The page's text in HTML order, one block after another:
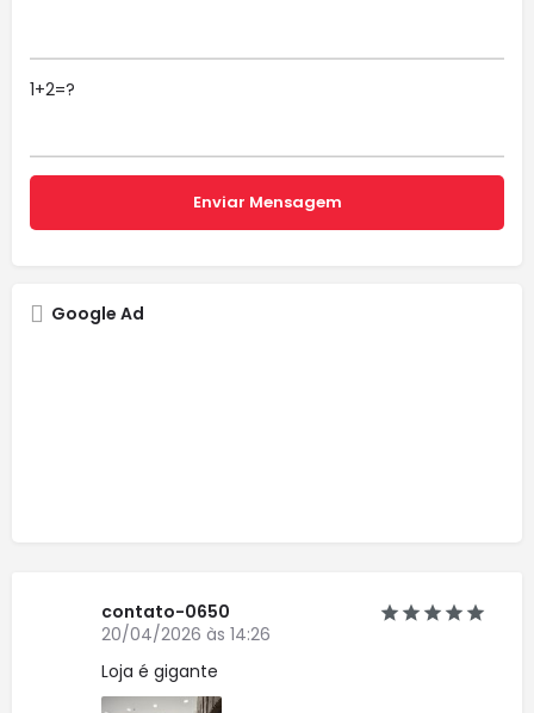
1+2=?
Google Ad
contato-0650
20/04/2026 às 14:26
Loja é gigante